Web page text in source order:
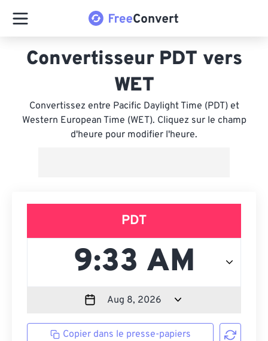
Convertisseur PDT vers
WET
Convertissez entre Pacific Daylight Time (PDT) et
Western European Time (WET). Cliquez sur le champ
d'heure pour modifier l'heure.
PDT
Copier dans le presse-papiers